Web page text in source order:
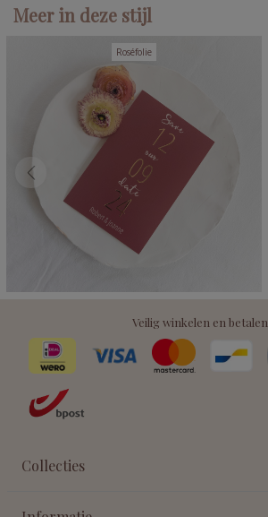
Meer in deze stijl
Roséfolie
Veilig winkelen en betalen
Collecties